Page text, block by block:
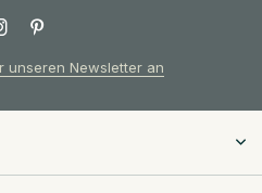
unseren Newsletter an